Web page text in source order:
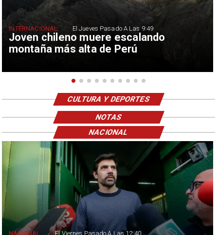
Joven chileno muere escalando
montaña más alta de Perú
INTERNACIONAL El Jueves Pasado A Las 9:49
CULTURA Y DEPORTES
NOTAS
NACIONAL El Viernes Pasado A Las 12:40
NACIONAL